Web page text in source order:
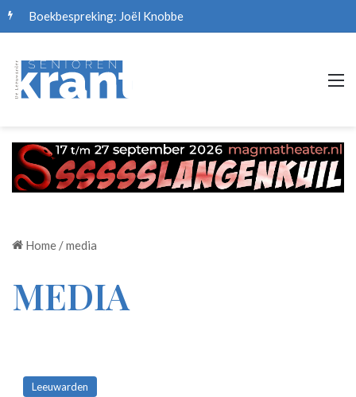
Boekbespreking: Joël Knobbe
Home /media
MEDIA
Leeuwarden